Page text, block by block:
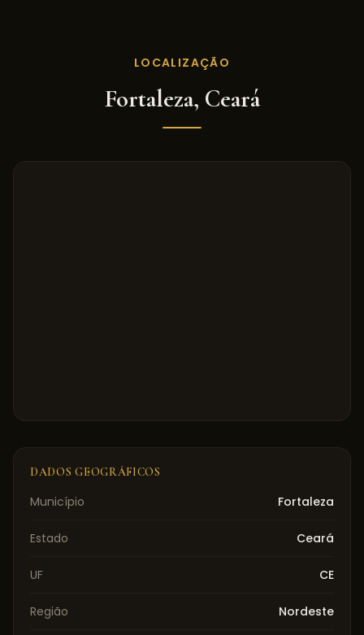
LOCALIZAÇÃO
Fortaleza, Ceará
DADOS GEOGRÁFICOS
Município Fortaleza
Estado Ceará
UF CE
Região Nordeste